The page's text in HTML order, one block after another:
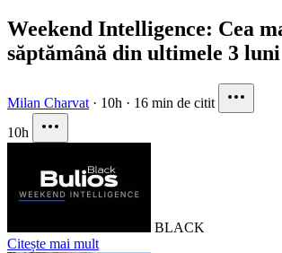
Weekend Intelligence: Cea
săptămână din ultimele 3 luni
Milan Charvat · 10h · 16 min de citit
10h
BLACK
Citește mai mult